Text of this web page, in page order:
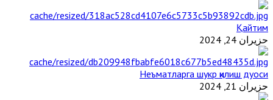
Қайтим
حزيران 24, 2024
Неъматларга шукр қилиш дуоси
حزيران 21, 2024